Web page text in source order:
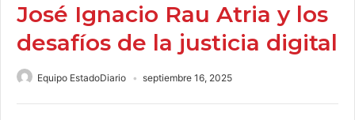
José Ignacio Rau Atria y los
desafíos de la justicia digital
Equipo EstadoDiario septiembre 16, 2025